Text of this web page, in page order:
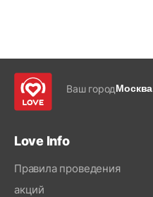
Ваш городМосква
Love Info
Правила проведения
акций